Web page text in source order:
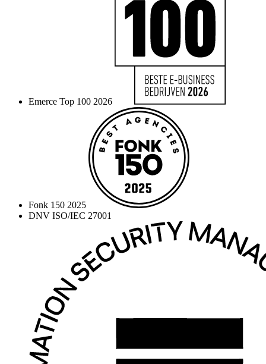
Emerce Top 100 2026
Fonk 150 2025
DNV ISO/IEC 27001